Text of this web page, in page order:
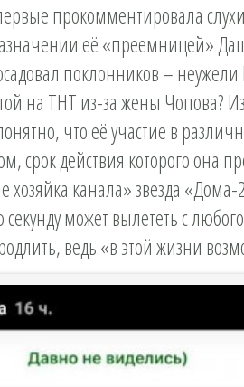
прокомментировала
её «преемницей»
поклонников –
на ТНТ из-за жены Чопова?
что её участие в
срок действия которого она
хозяйка канала» звезда «Дома-
может вылететь с
ведь «в этой жизни